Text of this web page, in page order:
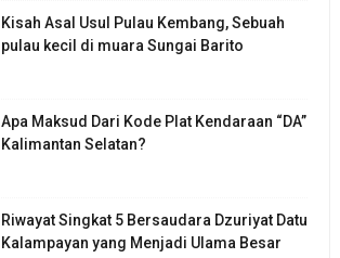
Kisah Asal Usul Pulau Kembang, Sebuah
pulau kecil di muara Sungai Barito
Apa Maksud Dari Kode Plat Kendaraan “DA”
Kalimantan Selatan?
Riwayat Singkat 5 Bersaudara Dzuriyat Datu
Kalampayan yang Menjadi Ulama Besar